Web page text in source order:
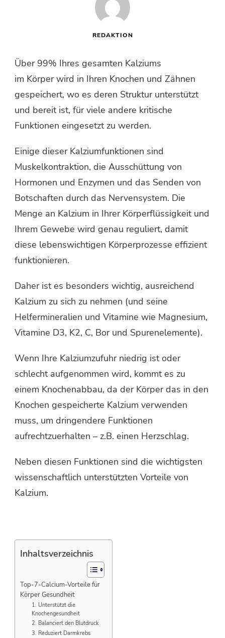
REDAKTION
Über 99% Ihres gesamten Kalziums
im Körper wird in Ihren Knochen und Zähnen
gespeichert, wo es deren Struktur unterstützt
und bereit ist, für viele andere kritische
Funktionen eingesetzt zu werden.
Einige dieser Kalziumfunktionen sind
Muskelkontraktion, die Ausschüttung von
Hormonen und Enzymen und das Senden von
Botschaften durch das Nervensystem. Die
Menge an Kalzium in Ihrer Körperflüssigkeit und
Ihrem Gewebe wird genau reguliert, damit
diese lebenswichtigen Körperprozesse effizient
funktionieren.
Daher ist es besonders wichtig, ausreichend
Kalzium zu sich zu nehmen (und seine
Helfermineralien und Vitamine wie Magnesium,
Vitamine D3, K2, C, Bor und Spurenelemente).
Wenn Ihre Kalziumzufuhr niedrig ist oder
schlecht aufgenommen wird, kommt es zu
einem Knochenabbau, da der Körper das in den
Knochen gespeicherte Kalzium verwenden
muss, um dringendere Funktionen
aufrechtzuerhalten – z.B. einen Herzschlag.
Neben diesen Funktionen sind die wichtigsten
wissenschaftlich unterstützten Vorteile von
Kalzium.
Inhaltsverzeichnis
Top-7-Calcium-Vorteile für
Körper Gesundheit
1. Unterstützt die
Knochengesundheit
2. Balanciert den Blutdruck
3. Reduziert Darmkrebs